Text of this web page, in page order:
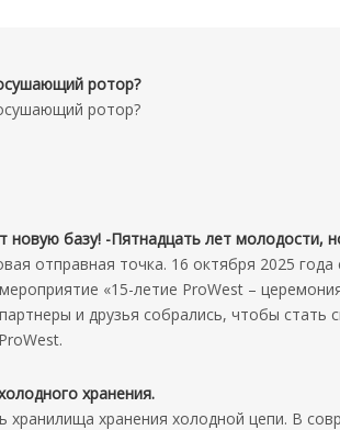
ротор?
ротор?
отправная точка. 16 октября 2025
«15-летие ProWest –
и друзья собрались, чтобы стать
хранения.
хранения холодной цепи. В